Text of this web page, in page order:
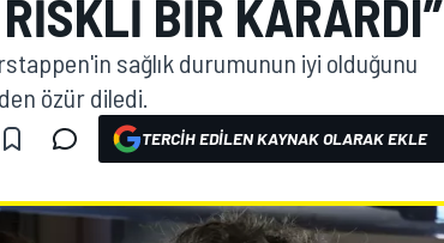
BIR KARARDI”
sağlık durumunun iyi olduğunu
özür diledi.
TERCIH EDILEN KAYNAK OLARAK EKLE